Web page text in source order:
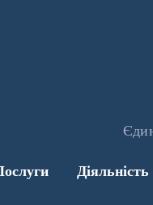
Діяльність